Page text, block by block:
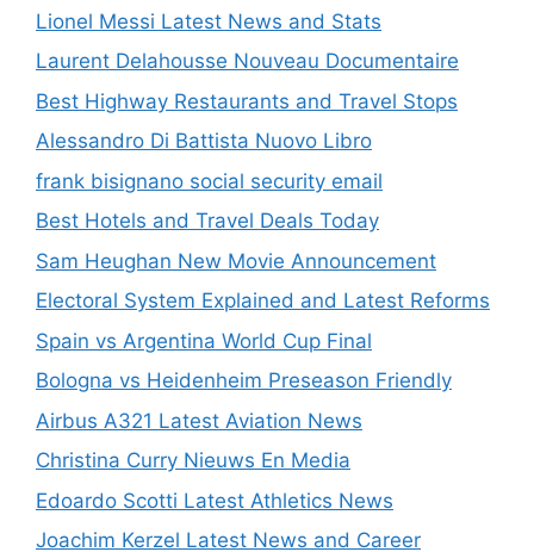
Lionel Messi Latest News and Stats
Laurent Delahousse Nouveau Documentaire
Best Highway Restaurants and Travel Stops
Alessandro Di Battista Nuovo Libro
frank bisignano social security email
Best Hotels and Travel Deals Today
Sam Heughan New Movie Announcement
Electoral System Explained and Latest Reforms
Spain vs Argentina World Cup Final
Bologna vs Heidenheim Preseason Friendly
Airbus A321 Latest Aviation News
Christina Curry Nieuws En Media
Edoardo Scotti Latest Athletics News
Joachim Kerzel Latest News and Career